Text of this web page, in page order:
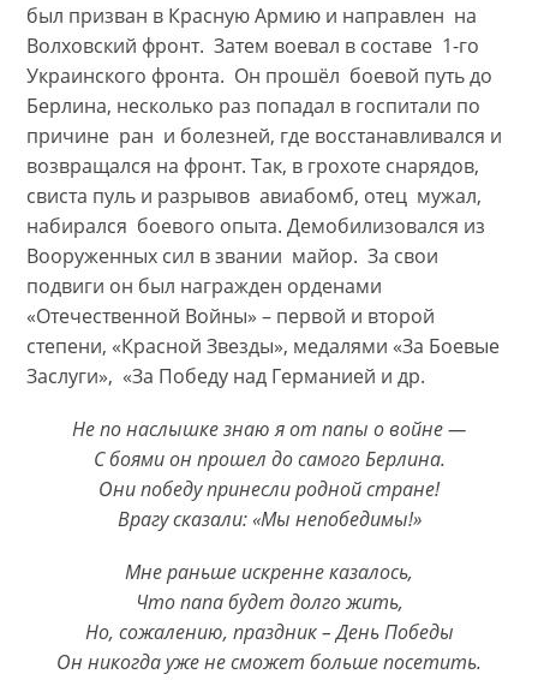
был призван в Красную Армию и направлен на
Волховский фронт. Затем воевал в составе 1-го
Украинского фронта. Он прошёл боевой путь до
Берлина, несколько раз попадал в госпитали по
причине ран и болезней, где восстанавливался и
возвращался на фронт. Так, в грохоте снарядов,
свиста пуль и разрывов авиабомб, отец мужал,
набирался боевого опыта. Демобилизовался из
Вооруженных сил в звании майор. За свои
подвиги он был награжден орденами
«Отечественной Войны» – первой и второй
степени, «Красной Звезды», медалями «За Боевые
Заслуги», «За Победу над Германией и др.
Не по наслышке знаю я от папы о войне —
С боями он прошел до самого Берлина.
Они победу принесли родной стране!
Врагу сказали: «Мы непобедимы!»
Мне раньше искренне казалось,
Что папа будет долго жить,
Но, сожалению, праздник – День Победы
Он никогда уже не сможет больше посетить.